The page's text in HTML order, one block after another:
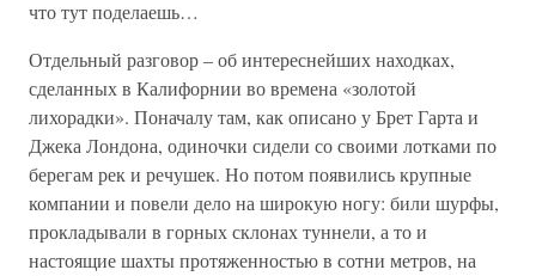
что тут поделаешь…
Отдельный разговор – об интереснейших находках,
сделанных в Калифорнии во времена «золотой
лихорадки». Поначалу там, как описано у Брет Гарта и
Джека Лондона, одиночки сидели со своими лотками по
берегам рек и речушек. Но потом появились крупные
компании и повели дело на широкую ногу: били шурфы,
прокладывали в горных склонах туннели, а то и
настоящие шахты протяженностью в сотни метров, на